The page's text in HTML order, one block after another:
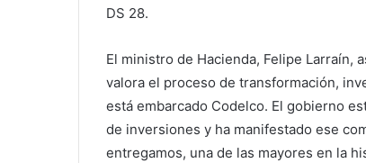
DS 28.
El ministro de Hacienda, Felipe Larraín,
valora el proceso de transformación,
está embarcado Codelco. El gobierno
de inversiones y ha manifestado ese
entregamos, una de las mayores en la